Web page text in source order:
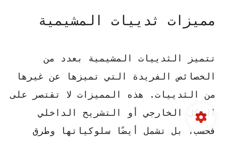
مميزات ثدييات المشيمية
تتميز الثدييات المشيمية بعدد من
الخصائص الفريدة التي تميزها عن غيرها
من الثدييات. هذه المميزات لا تقتصر على
الشكل الخارجي أو التشريح الداخلي
فحسب، بل تشمل أيضًا سلوكياتها وطرق